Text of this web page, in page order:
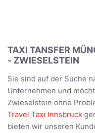
TAXI TANSFER
- ZWIESELSTEIN
Sie sind auf der Suche
Unternehmen und
Zwieselstein ohne
Travel Taxi Innsbruck
bieten wir unseren